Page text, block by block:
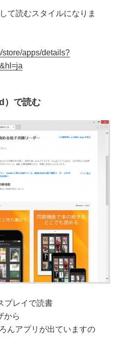
て読むスタイルになりま
store/apps/details?
で読む
プレイで読書
から
んアプリが出ていますの